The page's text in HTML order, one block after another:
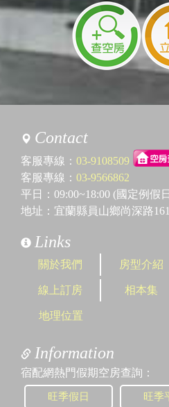
Contact
客服專線： 03-9108509
客服專線： 03-9566862
平日：09:00~18:00 (國定例假
地址：宜蘭縣員山鄉尚深路
Links
關於我們 房型介紹
線上訂房 相本集
地理位置
Information
宿配網熱門假期空房查詢：
旺季假日 旺季